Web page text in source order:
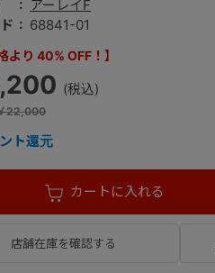
アーレイF
68841-01
より 40% OFF！】
22,000
ト還元
カートに入れる
店舗在庫を確認する